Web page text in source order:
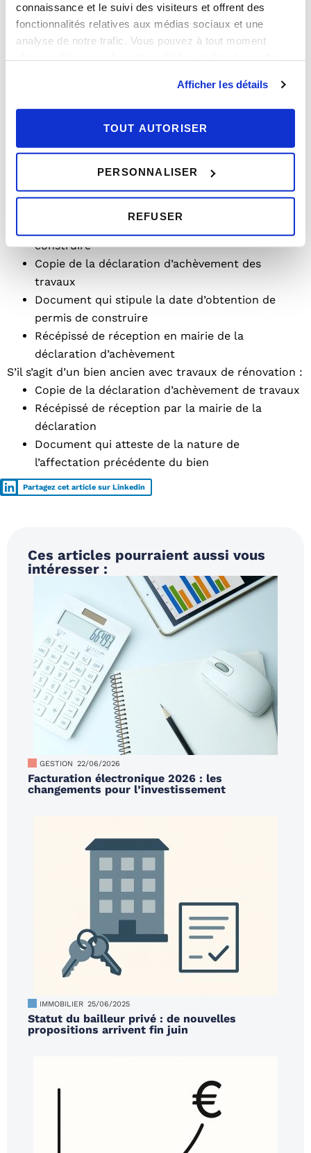
connaissance et le suivi des visiteurs et offrent des
fonctionnalités relatives aux médias sociaux et une
analyse de notre trafic. Vous pouvez à tout moment
Afficher les détails
TOUT AUTORISER
PERSONNALISER
REFUSER
Suite à la déclaration de revenus effectuée en ligne ou
par voie postale, il se peut que des contrôles aient lieu
afin de vérifier la conformité de l’investisseur. Dans ce
cas, une liste de documents est à fournir qui varie
travaux
Récépissé de réception par la mairie de la
décision
Si le bien est construit par le contribuable lui-même :
construire
Copie de la déclaration d’achèvement des
travaux
Document qui stipule la date d’obtention de
permis de construire
Récépissé de réception en mairie de la
déclaration d’achèvement
S’il s’agit d’un bien ancien avec travaux de rénovation :
Copie de la déclaration d’achèvement de travaux
Récépissé de réception par la mairie de la
déclaration
Document qui atteste de la nature de
l’affectation précédente du bien
Partagez cet article sur Linkedin
Ces articles pourraient aussi vous
intéresser :
GESTION 22/06/2026
Facturation électronique 2026 : les
changements pour l’investissement
IMMOBILIER 25/06/2025
Statut du bailleur privé : de nouvelles
propositions arrivent fin juin